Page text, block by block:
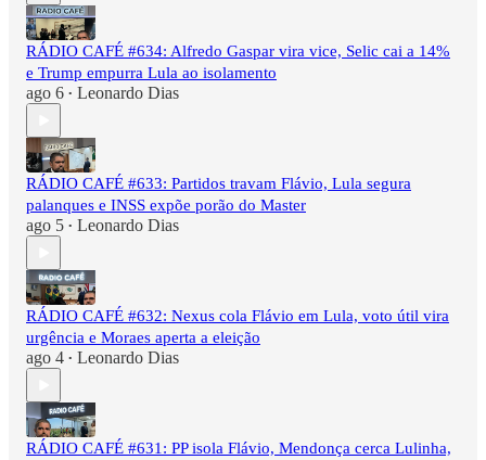
RÁDIO CAFÉ #634: Alfredo Gaspar vira vice, Selic cai a 14%
e Trump empurra Lula ao isolamento
ago 6 • Leonardo Dias
RÁDIO CAFÉ #633: Partidos travam Flávio, Lula segura
palanques e INSS expõe porão do Master
ago 5 • Leonardo Dias
RÁDIO CAFÉ #632: Nexus cola Flávio em Lula, voto útil vira
urgência e Moraes aperta a eleição
ago 4 • Leonardo Dias
RÁDIO CAFÉ #631: PP isola Flávio, Mendonça cerca Lulinha,